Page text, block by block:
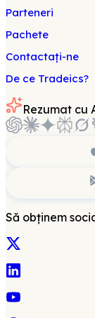
Parteneri
Pachete
Contactați-ne
De ce Tradeics?
Rezumat cu
Să obținem